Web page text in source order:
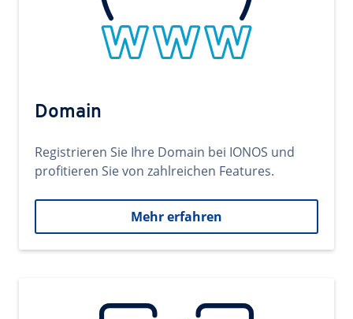
Domain
Registrieren Sie Ihre Domain bei IONOS und
profitieren Sie von zahlreichen Features.
Mehr erfahren